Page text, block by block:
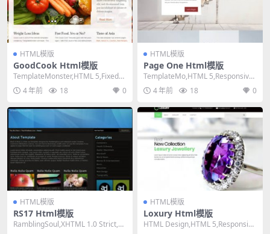
HTML模版
GoodCook Html模版
TemplateMonster,HTML 5,Fixed
Width, 2 Co...
4 年前 18 0
HTML模版
Page One Html模版
TemplateMo,HTML 5,Responsive,
4 Columns,...
4 年前 18 0
HTML模版
RS17 Html模版
RamblingSoul,XHTML 1.0 Strict,Fi
HTML模版
Loxury Html模版
HTML Design,HTML 5,Responsiv